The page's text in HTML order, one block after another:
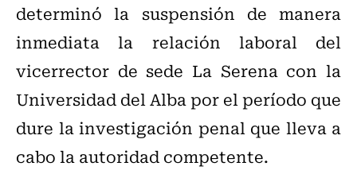
determinó la suspensión de manera
inmediata la relación laboral del
vicerrector de sede La Serena con la
Universidad del Alba por el período que
dure la investigación penal que lleva a
cabo la autoridad competente.